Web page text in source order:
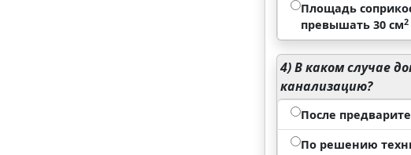
Площадь
превышать 30 см2
4)В каком случае
канализацию?
После
По решению